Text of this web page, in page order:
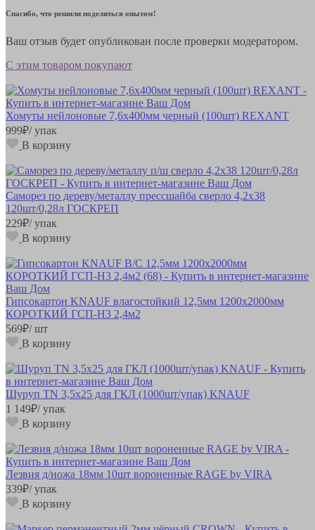
Спасибо, что решили поделиться опытом!
Ваш отзыв будет опубликован после проверки модератором.
С этим товаром покупают
Хомуты нейлоновые 7,6х400мм черный (100шт) REXANT
999₽/ упак
В корзину
Саморез по дереву/металлу прессшайба сверло 4,2х38
120шт/0,28л ГОСКРЕП
229₽/ упак
В корзину
Гипсокартон KNAUF влагостойкий 12,5мм 1200х2000мм
КОРОТКИЙ ГСП-Н3 2,4м2
569₽/ шт
В корзину
Шуруп TN 3,5х25 для ГКЛ (1000шт/упак) KNAUF
1 149₽/ упак
В корзину
Лезвия д/ножа 18мм 10шт вороненные RAGE by VIRA
339₽/ упак
В корзину